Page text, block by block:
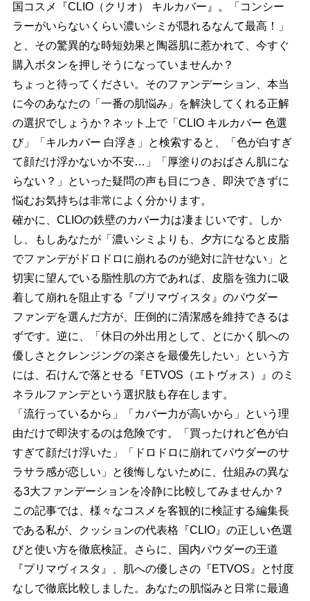
国コスメ『CLIO（クリオ） キルカバー』。「コンシー
ラーがいらないくらい濃いシミが隠れるなんて最高！」
と、その驚異的な時短効果と陶器肌に惹かれて、今すぐ
購入ボタンを押しそうになっていませんか？
ちょっと待ってください。そのファンデーション、本当
に今のあなたの「一番の肌悩み」を解決してくれる正解
の選択でしょうか？ネット上で「CLIO キルカバー 色選
び」「キルカバー 白浮き」と検索すると、「色が白すぎ
て顔だけ浮かないか不安…」「厚塗りのおばさん肌にな
らない？」といった疑問の声も目につき、即決できずに
悩むお気持ちは非常によく分かります。
確かに、CLIOの鉄壁のカバー力は凄まじいです。しか
し、もしあなたが「濃いシミよりも、夕方になると皮脂
でファンデがドロドロに崩れるのが絶対に許せない」と
切実に望んでいる脂性肌の方であれば、皮脂を強力に吸
着して崩れを阻止する『プリマヴィスタ』のパウダー
ファンデを選んだ方が、圧倒的に清潔感を維持できるは
ずです。逆に、「休日の外出用として、とにかく肌への
優しさとクレンジングの楽さを最優先したい」という方
には、石けんで落とせる『ETVOS（エトヴォス）』のミ
ネラルファンデという選択肢も存在します。
「流行っているから」「カバー力が高いから」という理
由だけで即決するのは危険です。「買ったけれど色が白
すぎて顔だけ浮いた」「ドロドロに崩れてパウダーのサ
ラサラ感が恋しい」と後悔しないために、仕組みの異な
る3大ファンデーションを冷静に比較してみませんか？
この記事では、様々なコスメを客観的に検証する編集長
である私が、クッションの代表格『CLIO』の正しい色選
びと使い方を徹底検証。さらに、国内パウダーの王道
『プリマヴィスタ』、肌への優しさの『ETVOS』と忖度
なしで徹底比較しました。あなたの肌悩みと日常に最適